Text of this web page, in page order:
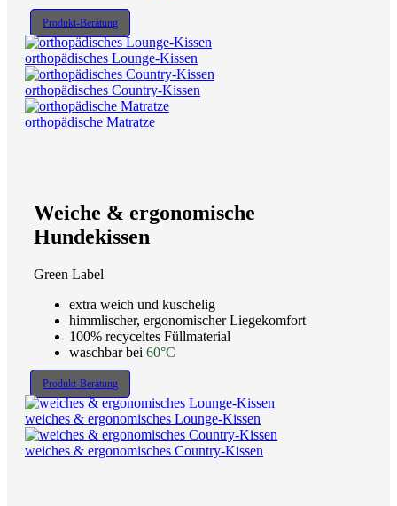
Produkt-Beratung
orthopädisches Lounge-Kissen
orthopädisches Country-Kissen
orthopädische Matratze
Weiche & ergonomische
Hundekissen
Green Label
extra weich und kuschelig
himmlischer, ergonomischer Liegekomfort
100% recyceltes Füllmaterial
waschbar bei 60°C
Produkt-Beratung
weiches & ergonomisches Lounge-Kissen
weiches & ergonomisches Country-Kissen